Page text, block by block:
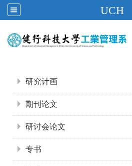
UCH
研究计画
期刊论文
研讨会论文
专书